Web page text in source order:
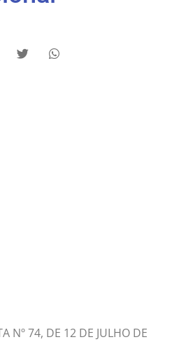
Nº 74, DE 12 DE JULHO DE